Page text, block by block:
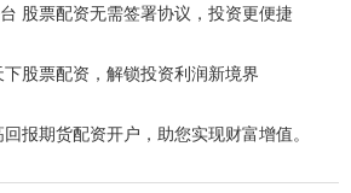
股票配资无需签署协议，投资更便捷
股票配资，解锁投资利润新境界
报期货配资开户，助您实现财富增值。